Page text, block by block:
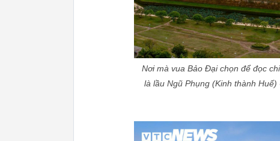
Nơi mà vua Bảo Đại chọn để đọc
là lầu Ngũ Phụng (Kinh thành